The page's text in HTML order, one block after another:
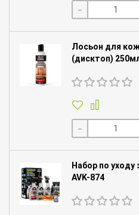
-
Лосьон для
(дисктоп)
-
Набор по
AVK-874